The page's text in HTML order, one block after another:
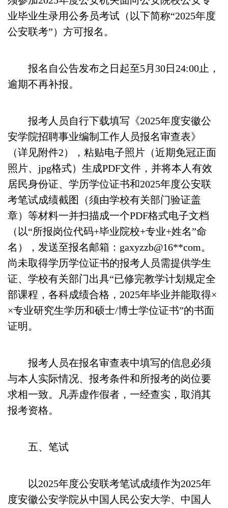
业毕业生录用公务员考试（以下简称“2025年度
公安联考”）方可报名。
报名自公告发布之日起至5月30日24:00止，
逾期不再补报。
报考人员自行下载填写《2025年度安徽公
安学院招聘事业编制工作人员报名审查表》
（详见附件2），粘贴电子照片（近期免冠正面
照片、jpg格式）生成PDF文件，并将本人有效
居民身份证、学历学位证书和2025年度公安联
考笔试成绩截图（须由学校有关部门验证盖
章）等材料一并扫描成一个PDF格式电子文档
（以“所报岗位代码+毕业院校+专业+姓名”命
名），发送至报名邮箱：gaxyzzb@16**com。
尚未取得学历学位证书的报考人员需提供学生
证、学校有关部门出具“已修完教学计划规定全
部课程，各科成绩合格，2025年毕业并能取得×
×专业研究生学历和硕士/博士学位证书”的书面
证明。
报考人员在报名审查表中填写的信息必须
与本人实际情况、报考条件和所报考的岗位要
求相一致。凡弄虚作假者，一经查实，取消其
报考资格。
五、笔试
以2025年度公安联考笔试成绩作为2025年
度安徽公安学院从中国人民公安大学、中国人